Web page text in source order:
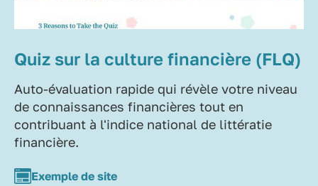
Quiz sur la culture financière (FLQ)
Auto-évaluation rapide qui révèle votre niveau
de connaissances financières tout en
contribuant à l'indice national de littératie
financière.
Exemple de site